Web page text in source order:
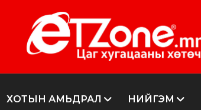
ХОТЫН АМЬДРАЛ НИЙГЭМ